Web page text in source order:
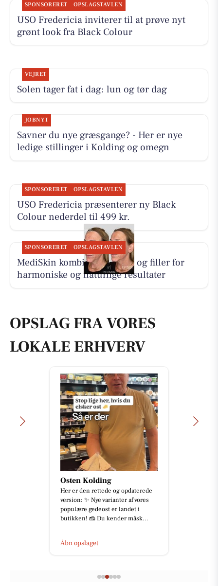
SPONSORERET OPSLAGSTAVLEN
USO Fredericia inviterer til at prøve nyt
grønt look fra Black Colour
VEJRET
Solen tager fat i dag: lun og tør dag
JOBNYT
Savner du nye græsgange? - Her er nye
ledige stillinger i Kolding og omegn
SPONSORERET OPSLAGSTAVLEN
USO Fredericia præsenterer ny Black
Colour nederdel til 499 kr.
SPONSORERET OPSLAGSTAVLEN
MediSkin kombinerer botox og filler for
harmoniske og naturlige resultater
OPSLAG FRA VORES
LOKALE ERHVERV
Osten Kolding
Her er den rettede og opdaterede
version: ✨ Nye varianter af vores
populære gedeost er landet i
butikken! 🧀 Du kender måsk...
Åbn opslaget